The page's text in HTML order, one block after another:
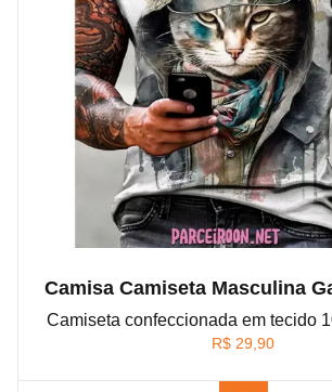
Camisa Camiseta Masculina
Camiseta confeccionada em tecido
R$ 29,90